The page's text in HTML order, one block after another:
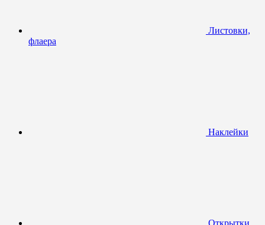
Листовки,
флаера
Наклейки
Открытки,